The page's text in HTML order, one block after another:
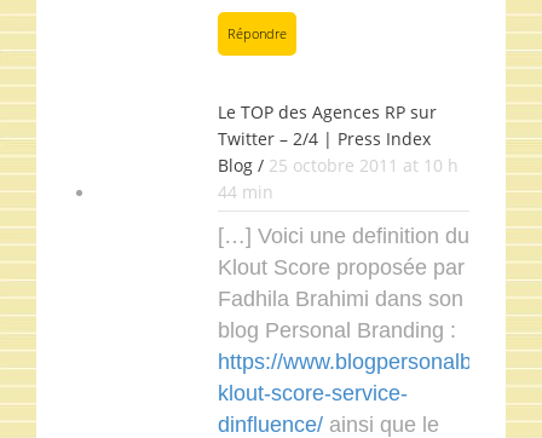
Répondre
Le TOP des Agences RP sur
Twitter – 2/4 | Press Index
Blog / 25 octobre 2011 at 10 h
44 min
[…] Voici une definition du
Klout Score proposée par
Fadhila Brahimi dans son
blog Personal Branding :
https://
klout-score-service-
dinfluence/ ainsi que le